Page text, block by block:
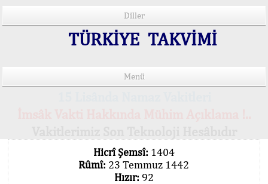
Diller
TÜRKİYE TAKVİMİ
Menü
Hicrî Şemsî: 1404
Rûmî: 23 Temmuz 1442
Hızır: 92